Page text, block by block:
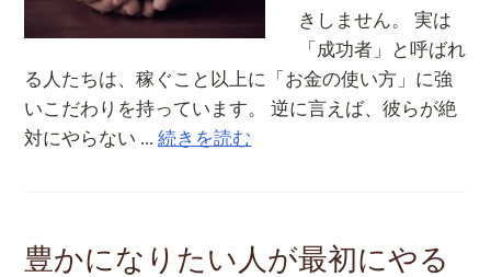
きしません。 実は
「成功者」と呼ばれ
る人たちは、稼ぐこと以上に「お金の使い方」に強
いこだわりを持っています。 逆に言えば、彼らが絶
対にやらない ...続きを読む
豊かになりたい人が最初にやる